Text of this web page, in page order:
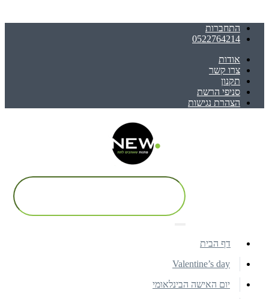
התחברות
0522764214
אודות
צרו קשר
תקנון
סניפי הרשת
הצהרת נגישות
דף הבית
Valentine’s day
יום האישה הבינלאומי